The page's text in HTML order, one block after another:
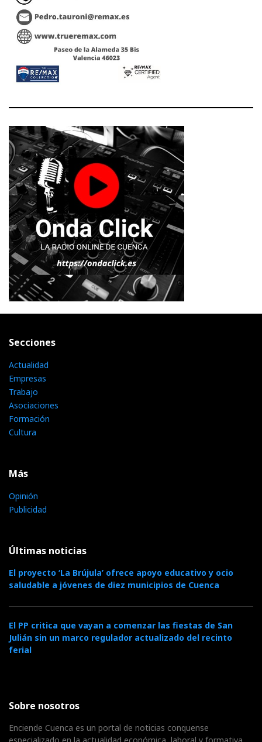
Secciones
Actualidad
Empresas
Trabajo
Asociaciones
Formación
Cultura
Más
Opinión
Publicidad
Últimas noticias
El proyecto ‘La Brújula’ ofrece apoyo educativo y ocio
saludable a jóvenes de diez municipios de Cuenca
El PP critica que vayan a comenzar las fiestas de San
Julián sin un marco regulador actualizado del recinto
ferial
Sobre nosotros
Enciende Cuenca es un portal de noticias conquense
especializado en la actualidad económica, laboral y formativa